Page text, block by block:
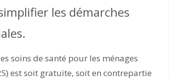
les démarches
soins de santé pour les ménages
est soit gratuite, soit en contrepartie